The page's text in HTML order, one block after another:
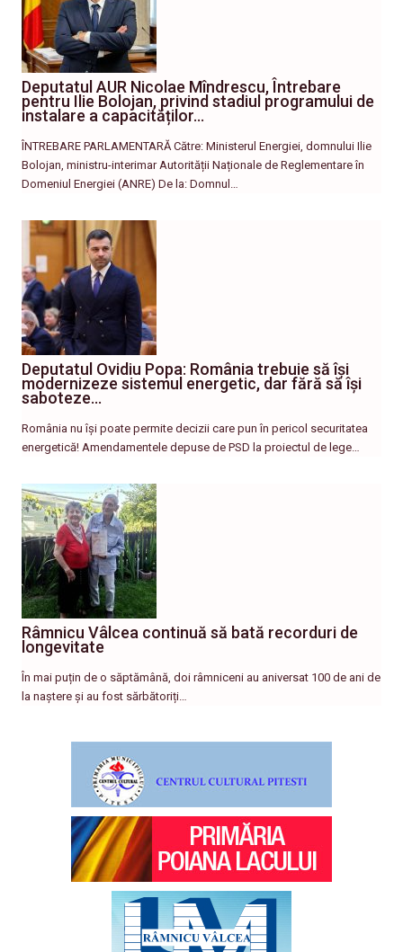
Deputatul AUR Nicolae Mîndrescu, Întrebare
pentru Ilie Bolojan, privind stadiul programului de
instalare a capacităților…
ÎNTREBARE PARLAMENTARĂ Către: Ministerul Energiei, domnului Ilie
Bolojan, ministru-interimar Autorității Naționale de Reglementare în
Domeniul Energiei (ANRE) De la: Domnul…
Deputatul Ovidiu Popa: România trebuie să își
modernizeze sistemul energetic, dar fără să își
saboteze…
România nu își poate permite decizii care pun în pericol securitatea
energetică! Amendamentele depuse de PSD la proiectul de lege…
Râmnicu Vâlcea continuă să bată recorduri de
longevitate
În mai puțin de o săptămână, doi râmniceni au aniversat 100 de ani de
la naștere și au fost sărbătoriți…